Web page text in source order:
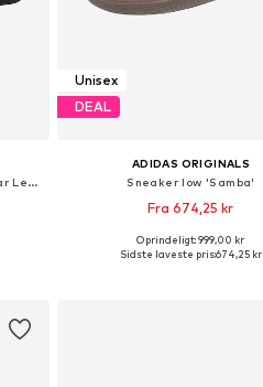
Sneaker high 'Chuck Taylor All Star Leather'
Unisex
DEAL
ADIDAS ORIGINALS
Sneaker low 'Samba'
Fra 674,25 kr
Fås i mange størrelser
Oprindeligt: 999,00 kr
Sidste laveste pris:674,25 kr